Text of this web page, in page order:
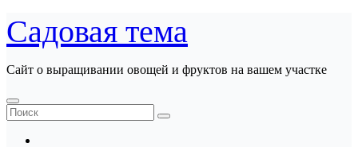
Перейти
к
содержанию
Садовая тема
Сайт о выращивании овощей и фруктов на вашем участке